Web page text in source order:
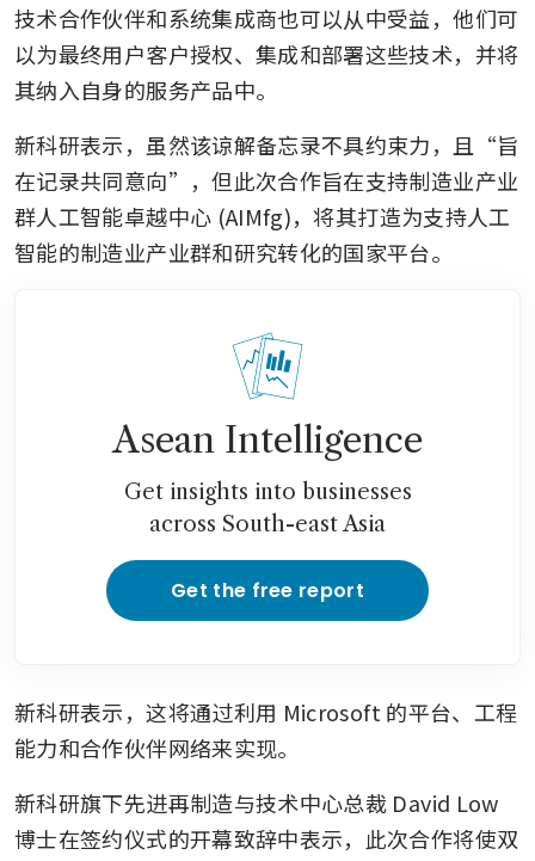
技术合作伙伴和系统集成商也可以从中受益，他们可
以为最终用户客户授权、集成和部署这些技术，并将
其纳入自身的服务产品中。
新科研表示，虽然该谅解备忘录不具约束力，且“旨
在记录共同意向”，但此次合作旨在支持制造业产业
群人工智能卓越中心 (AIMfg)，将其打造为支持人工
智能的制造业产业群和研究转化的国家平台。
Asean Intelligence
Get insights into businesses
across South-east Asia
Get the free report
新科研表示，这将通过利用 Microsoft 的平台、工程
能力和合作伙伴网络来实现。
新科研旗下先进再制造与技术中心总裁 David Low
博士在签约仪式的开幕致辞中表示，此次合作将使双